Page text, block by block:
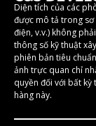
Diện tích của các
được mô tả trong
điện, v.v.) không
thông số kỹ thuật
phiên bản tiêu
ảnh trực quan chỉ
quyền đối với bất kỳ
hàng này.